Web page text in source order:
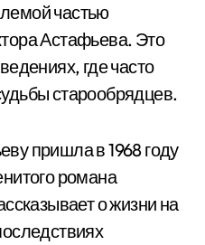
частью
Астафьева. Это
где часто
старообрядцев.
пришла в 1968 году
романа
о жизни на